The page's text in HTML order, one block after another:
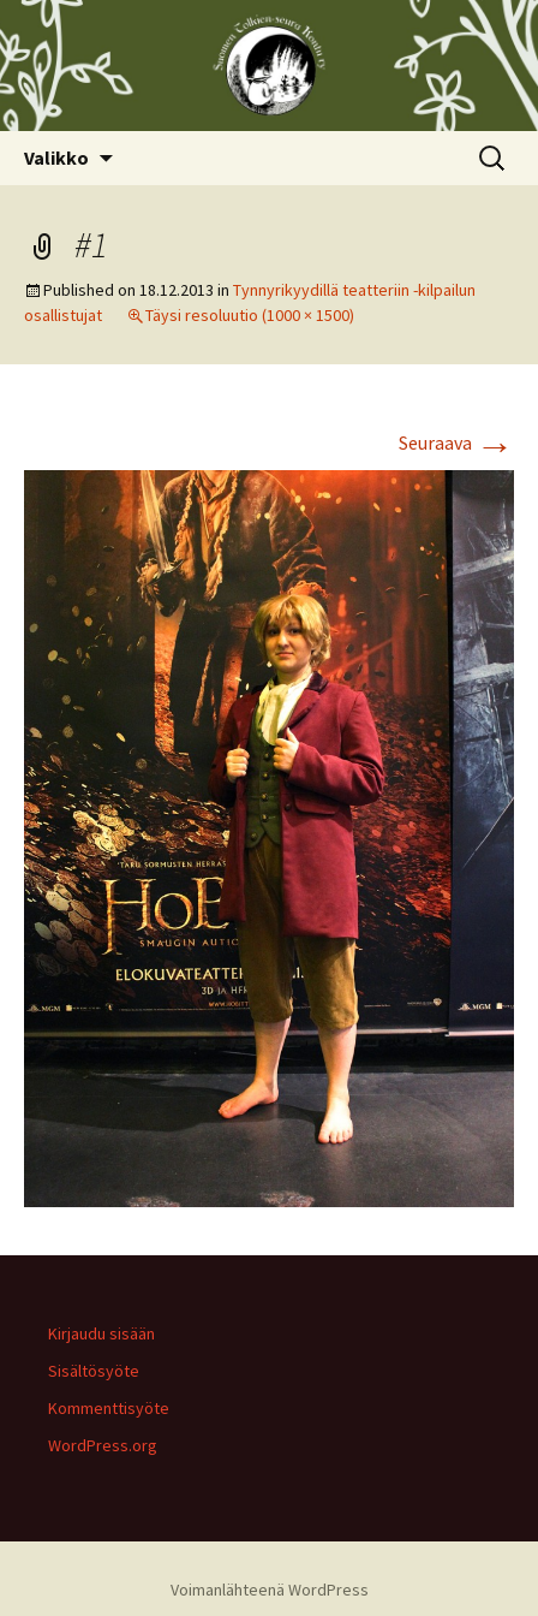
Valikko Haku:
#1
Published on 18.12.2013 in Tynnyrikyydillä teatteriin -kilpailun
osallistujat
Täysi resoluutio (1000 × 1500)
Seuraava →
Kirjaudu sisään
Sisältösyöte
Kommenttisyöte
WordPress.org
Voimanlähteenä WordPress